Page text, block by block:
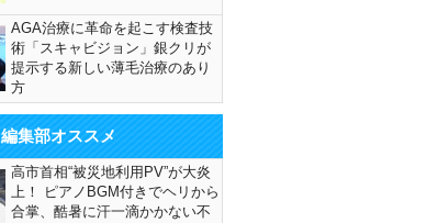
AGA治療に革命を起こす検査技
術「スキャビジョン」銀クリが
提示する新しい薄毛治療のあり
方
編集部オススメ
高市首相“被災地利用PV”が大炎
上！ ピアノBGM付きでヘリから
合掌、酷暑に汗一滴かかない不